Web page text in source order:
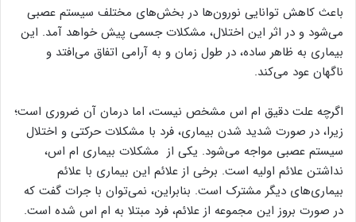
باعث کاهش توانایی نورون‌ها در بخش‌های مختلف سیستم عصبی
می‌شود و در اثر این اختلال، مشکلات جسمی پیش خواهد آمد. این
بیماری به ظاهر ساده، در طول زمان و به آرامی اتفاق می‌افتد و
ناگهان عود می‌کند.
اگرچه علت دقیق ام اس مشخص نیست، اما درمان آن ضروری است؛
زیرا، در صورت شدید شدن بیماری، فرد با مشکلات حرکتی و اختلال
سیستم عصبی مواجه می‌شود. یکی از مشکلات بیماری ام اس،
نداشتن علائم اولیه است. برخی از علائم این بیماری با علائم
بیماری‌های دیگر مشترک است. بنابراین، نمی‌توان با جرات گفت که
در صورت بروز این مجموعه از علائم، فرد مبتلا به ام اس شده است.